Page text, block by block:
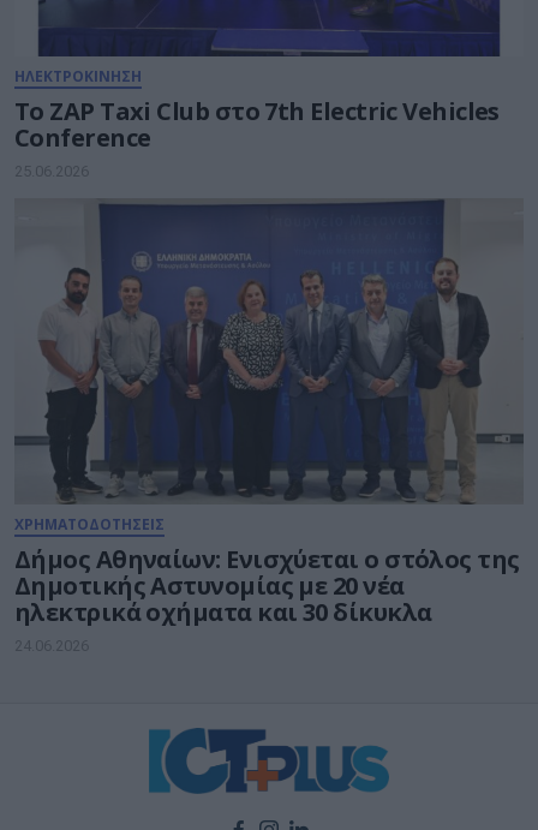
ΗΛΕΚΤΡΟΚΙΝΗΣΗ
Το ZAP Taxi Club στο 7th Electric Vehicles
Conference
25.06.2026
ΧΡΗΜΑΤΟΔΟΤΗΣΕΙΣ
Δήμος Αθηναίων: Ενισχύεται ο στόλος της
Δημοτικής Αστυνομίας με 20 νέα
ηλεκτρικά οχήματα και 30 δίκυκλα
24.06.2026